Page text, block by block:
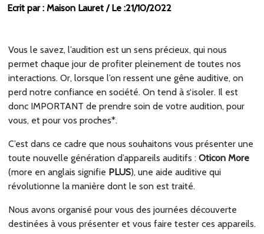
Ecrit par : Maison Lauret / Le :21/10/2022
Vous le savez, l’audition est un sens précieux, qui nous
permet chaque jour de profiter pleinement de toutes nos
interactions. Or, lorsque l’on ressent une gêne auditive, on
perd notre confiance en société. On tend à s‘isoler. Il est
donc IMPORTANT de prendre soin de votre audition, pour
vous, et pour vos proches*.
C’est dans ce cadre que nous souhaitons vous présenter une
toute nouvelle génération d’appareils auditifs : Oticon More
(more en anglais signifie PLUS), une aide auditive qui
révolutionne la manière dont le son est traité.
Nous avons organisé pour vous des journées découverte
destinées à vous présenter et vous faire tester ces appareils.